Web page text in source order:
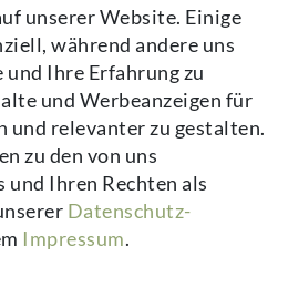
unserer Website. Einige
während andere uns
Ihre Erfahrung zu
und Werbeanzeigen für
und relevanter zu gestalten.
zu den von uns
Ihren Rechten als
Daten­schutz­
Impressum.